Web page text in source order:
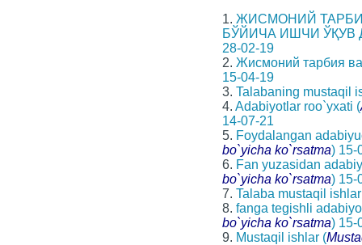
1. ЖИСМОНИЙ
БЎЙИЧА ИШЧИ ЎҚУВ
28-02-19
2. Жисмоний тарбия
15-04-19
3. Talabaning mustaqil
4. Adabiyotlar roo`yxati (
14-07-21
5. Foydalangan
bo`yicha ko`rsatma) 15-
6. Fan yuzasidan
bo`yicha ko`rsatma) 15-
7. Talaba mustaqil
8. fanga tegishli
bo`yicha ko`rsatma) 15-
9. Mustaqil ishlar (